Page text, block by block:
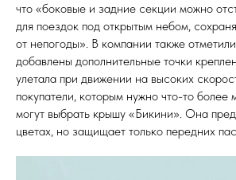
что «боковые и задние секции можно
для поездок под открытым небом,
от непогоды». В компании также
добавлены дополнительные точки
улетала при движении на высоких
покупатели, которым нужно что-то более
могут выбрать крышу «Бикини». Она
цветах, но защищает только передних